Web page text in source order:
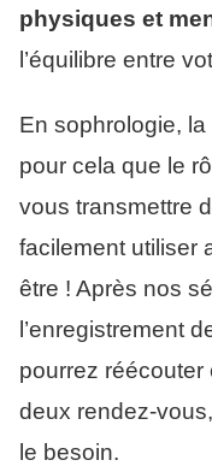
physiques et
l’équilibre entre
En sophrologie, la
pour cela que le
vous transmettre
facilement utiliser
être ! Après nos
l’enregistrement
pourrez réécouter
deux rendez-
le besoin.